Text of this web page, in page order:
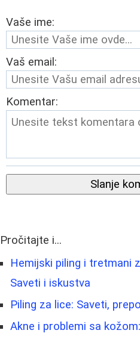
Vaše ime:
Vaš email:
Komentar:
Slanje
Pročitajte i...
Hemijski piling i tretmani
Saveti i iskustva
Piling za lice: Saveti,
Akne i problemi sa